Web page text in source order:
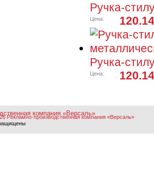
Ручка-
Цена:
Ручка-
Цена:
Рекламно-производственная компания «Версаль»